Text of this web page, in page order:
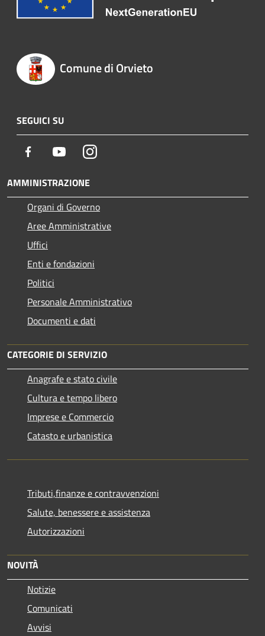
Comune di Orvieto
SEGUICI SU
Facebook YoutubeInstagram
AMMINISTRAZIONE
Organi di Governo
Aree Amministrative
Uffici
Enti e fondazioni
Politici
Personale Amministrativo
Documenti e dati
CATEGORIE DI SERVIZIO
Anagrafe e stato civile
Cultura e tempo libero
Imprese e Commercio
Catasto e urbanistica
Tributi,finanze e contravvenzioni
Salute, benessere e assistenza
Autorizzazioni
NOVITÀ
Notizie
Comunicati
Avvisi